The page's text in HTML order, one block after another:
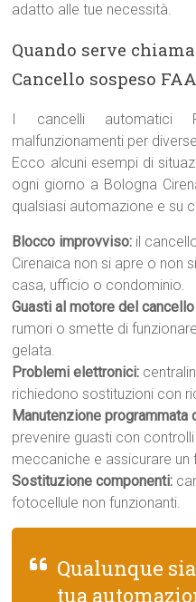
adatto alle tue necessità.
Quando serve
Cancello sospeso
I cancelli automatici
malfunzionamenti per
Ecco alcuni esempi di
ogni giorno a Bologna
qualsiasi automazione e su
Blocco improvviso: il
Cirenaica non si apre o non
casa, ufficio o condominio.
Guasti al motore del cancello
rumori o smette di
gelata.
Problemi elettronici:
richiedono sostituzioni con
Manutenzione programmata
prevenire guasti con
meccaniche e assicurare
Sostituzione componenti:
fotocellule non funzionanti.
Qualunque
tua